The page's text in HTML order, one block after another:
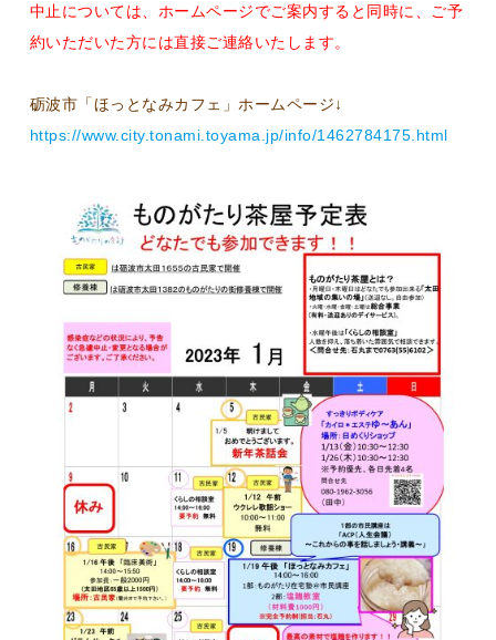
中止については、ホームページでご案内すると同時に、ご予
約いただいた方には直接ご連絡いたします。
砺波市「ほっとなみカフェ」ホームページ↓
https://www.city.tonami.toyama.jp/info/1462784175.html